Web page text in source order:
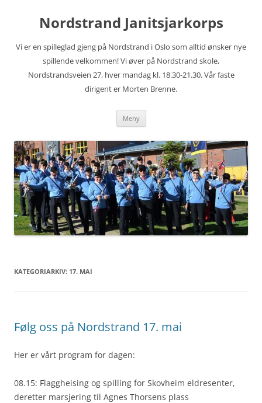
innholdNordstrand Janitsjarkorps
Vi er en spilleglad gjeng på Nordstrand i Oslo som alltid ønsker nye
spillende velkommen! Vi øver på Nordstrand skole,
Nordstrandsveien 27, hver mandag kl. 18.30-21.30. Vår faste
dirigent er Morten Brenne.
Meny
KATEGORIARKIV: 17. MAI
Følg oss på Nordstrand 17. mai
Her er vårt program for dagen:
08.15: Flaggheising og spilling for Skovheim eldresenter,
deretter marsjering til Agnes Thorsens plass